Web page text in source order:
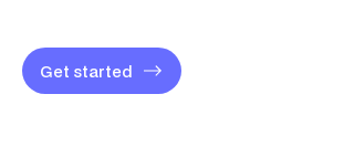
Get started